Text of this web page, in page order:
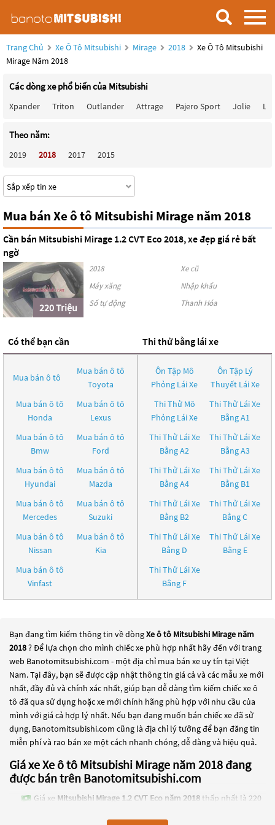
Trang Chủ Xe Ô Tô Mitsubishi Mirage 2018
Xe Ô Tô Mitsubishi
Mirage Năm 2018
Các dòng xe phổ biến của Mitsubishi
Xpander Triton Outlander Attrage Pajero Sport Jolie
Theo năm:
2019 2018 2017 2015
Mua bán Xe ô tô Mitsubishi Mirage năm 2018
Cần bán Mitsubishi Mirage 1.2 CVT Eco 2018, xe đẹp giá rẻ bất
ngờ
220 Triệu
2018
Xe cũ
Máy xăng
Nhập khẩu
Số tự động
Thanh Hóa
Có thể bạn cần
Mua bán ô tô
Mua bán ô tô
Toyota
Mua bán ô tô
Honda
Mua bán ô tô
Lexus
Mua bán ô tô
Bmw
Mua bán ô tô
Ford
Mua bán ô tô
Hyundai
Mua bán ô tô
Mazda
Mua bán ô tô
Mercedes
Mua bán ô tô
Suzuki
Mua bán ô tô
Nissan
Mua bán ô tô
Kia
Mua bán ô tô
Vinfast
Thi thử bằng lái xe
Ôn Tập Mô
Phỏng Lái Xe
Ôn Tập Lý
Thuyết Lái Xe
Thi Thử Mô
Phỏng Lái Xe
Thi Thử Lái Xe
Bằng A1
Thi Thử Lái Xe
Bằng A2
Thi Thử Lái Xe
Bằng A3
Thi Thử Lái Xe
Bằng A4
Thi Thử Lái Xe
Bằng B1
Thi Thử Lái Xe
Bằng B2
Thi Thử Lái Xe
Bằng C
Thi Thử Lái Xe
Bằng D
Thi Thử Lái Xe
Bằng E
Thi Thử Lái Xe
Bằng F
Bạn đang tìm kiếm thông tin về dòngXe ô tô Mitsubishi Mirage năm
2018? Để lựa chọn cho mình chiếc xe phù hợp nhất hãy đến với trang
web Banotomitsubishi.com - một địa chỉ mua bán xe uy tín tại Việt
Nam. Tại đây, bạn sẽ được cập nhật thông tin giá cả và các mẫu xe mới
nhất, đầy đủ và chính xác nhất, giúp bạn dễ dàng tìm kiếm chiếc xe ô
tô đã qua sử dụng hoặc xe mới chính hãng phù hợp với nhu cầu của
mình với giá cả hợp lý nhất. Nếu bạn đang muốn bán chiếc xe đã sử
dụng, Banotomitsubishi.com cũng là địa chỉ lý tưởng để bạn đăng tin
miễn phí và rao bán xe một cách nhanh chóng, dễ dàng và hiệu quả.
Giá xe Xe ô tô Mitsubishi Mirage năm 2018 đang
được bán trên Banotomitsubishi.com
Giá xe Mitsubishi Mirage 1.2 CVT Eco năm 2018thấp nhất là 220